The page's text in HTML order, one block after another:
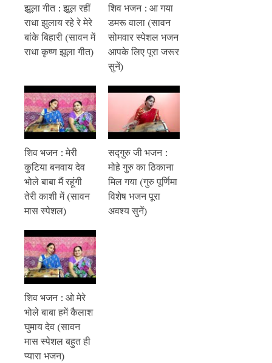
झूला गीत : झूल रहीं
राधा झुलाय रहे रे मेरे
बांके बिहारी (सावन में
राधा कृष्ण झूला गीत)
शिव भजन : आ गया
डमरू वाला (सावन
सोमवार स्पेशल भजन
आपके लिए पूरा जरूर
सुनें)
शिव भजन : मेरी
कुटिया बनवाय देव
भोले बाबा मैं रहूंगी
तेरी काशी में (सावन
मास स्पेशल)
सद्गुरु जी भजन :
मोहे गुरु का ठिकाना
मिल गया (गुरु पूर्णिमा
विशेष भजन पूरा
अवश्य सुनें)
शिव भजन : ओ मेरे
भोले बाबा हमें कैलाश
घुमाय देव (सावन
मास स्पेशल बहुत ही
प्यारा भजन)